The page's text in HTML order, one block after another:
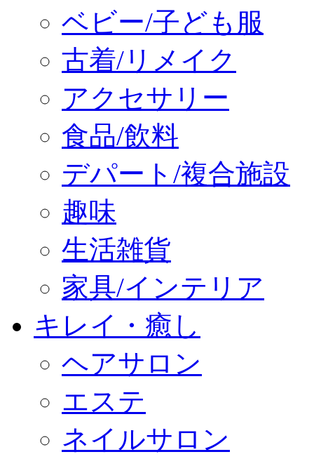
ベビー/子ども服
古着/リメイク
アクセサリー
食品/飲料
デパート/複合施設
趣味
生活雑貨
家具/インテリア
キレイ・癒し
ヘアサロン
エステ
ネイルサロン